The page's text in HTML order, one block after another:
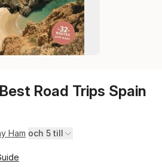
Road Trips Spain
Ham och 5 till